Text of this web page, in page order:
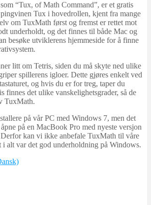
“Tux, of Math Command”, er et gratis
Tux i hovedrollen, kjent fra mange
om TuxMath først og fremst er rettet mot
underholdt, og det finnes til både Mac og
besøke utviklerens hjemmeside for å finne
litt om Tetris, siden du må skyte ned ulike
spillerens igloer. Dette gjøres enkelt ved
og hvis du er for treg, taper du
finnes det ulike vanskelighetsgrader, så de
TuxMath.
på vår PC med Windows 7, men det
på en MacBook Pro med nyeste versjon
kan vi ikke anbefale TuxMath til våre
i alt var det god underholdning på Windows.